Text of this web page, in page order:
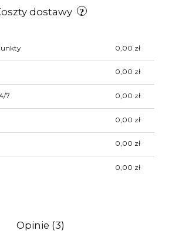
dostawy
0,00 zł
0,00 zł
7 0,00 zł
0,00 zł
0,00 zł
0,00 zł
Opinie (3)